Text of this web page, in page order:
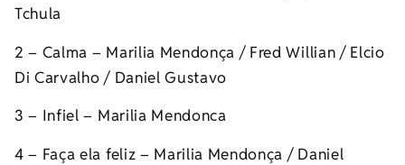
Tchula
2 – Calma – Marilia Mendonça / Fred Willian / Elcio
Di Carvalho / Daniel Gustavo
3 – Infiel – Marilia Mendonca
4 – Faça ela feliz – Marilia Mendonça / Daniel